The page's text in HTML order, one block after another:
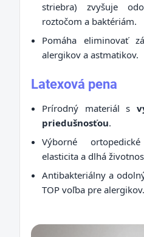
striebra) zvyšuje
roztočom a baktériám.
Pomáha eliminovať
alergikov a astmatikov.
Latexová pena
Prírodný materiál s
priedušnosťou.
Výborné
elasticita a dlhá
Antibakteriálny a
TOP voľba pre alergikov.